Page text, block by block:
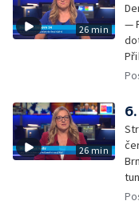
26 min
—
26 min